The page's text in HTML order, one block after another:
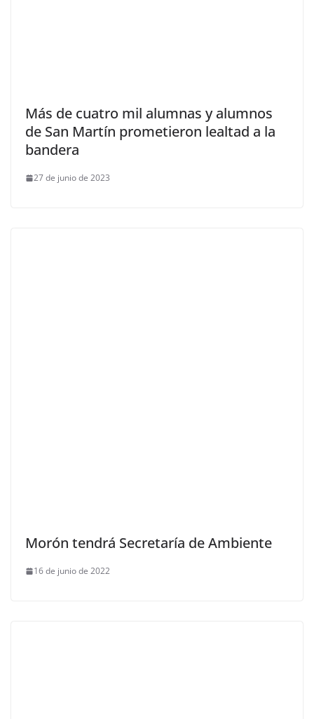
Más de cuatro mil alumnas y alumnos
de San Martín prometieron lealtad a la
bandera
27 de junio de 2023
Morón tendrá Secretaría de Ambiente
16 de junio de 2022